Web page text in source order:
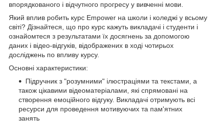
впорядкованого і відчутного прогресу у вивченні мови.
Який вплив робить курс Empower на школи і коледжі у всьому
світі? Дізнайтеся, що про курс кажуть викладачі і студенти і
ознайомтеся з результатами їх досягнень за допомогою
даних і відео-відгуків, відображених в ході чотирьох
досліджень по впливу курсу.
Основні характеристики:
Підручник з "розумними" ілюстраціями та текстами, а
також цікавими відеоматеріалами, які спрямовані на
створення емоційного відгуку. Викладачі отримують всі
ресурси для проведення мотивуючих та пам'ятних
занять